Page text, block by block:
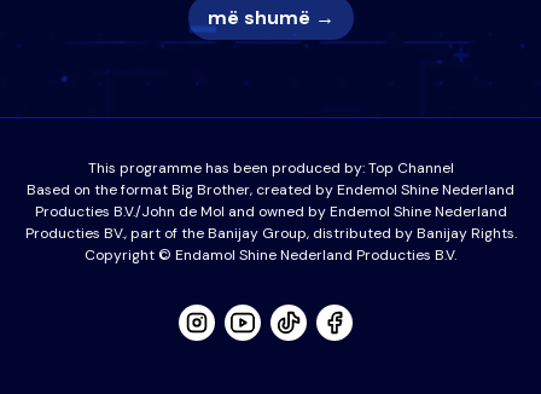
më shumë →
This programme has been produced by:Top Channel
Based on the format Big Brother, created by Endemol Shine Nederland
Producties B.V./John de Mol and owned by Endemol Shine Nederland
Producties BV., part of the Banijay Group, distributed by Banijay Rights.
Copyright © Endamol Shine Nederland Producties B.V.